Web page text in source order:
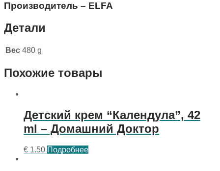
Производитель – ELFA
Детали
Вес 480 g
Похожие товары
Детский крем “Календула”, 42
ml – Домашний Доктор
€ 1.50 Подробнее